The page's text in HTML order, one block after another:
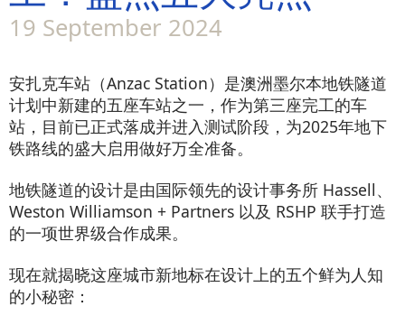
19 September 2024
安扎克车站（Anzac Station）是澳洲墨尔本地铁隧道
计划中新建的五座车站之一，作为第三座完工的车
站，目前已正式落成并进入测试阶段，为2025年地下
铁路线的盛大启用做好万全准备。
地铁隧道的设计是由国际领先的设计事务所 Hassell、
Weston Williamson + Partners 以及 RSHP 联手打造
的一项世界级合作成果。
现在就揭晓这座城市新地标在设计上的五个鲜为人知
的小秘密：